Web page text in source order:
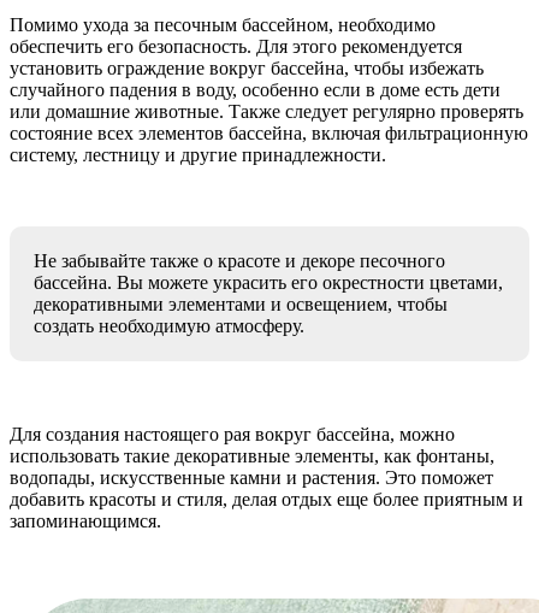
Помимо ухода за песочным бассейном, необходимо
обеспечить его безопасность. Для этого рекомендуется
установить ограждение вокруг бассейна, чтобы избежать
случайного падения в воду, особенно если в доме есть дети
или домашние животные. Также следует регулярно проверять
состояние всех элементов бассейна, включая фильтрационную
систему, лестницу и другие принадлежности.
Не забывайте также о красоте и декоре песочного
бассейна. Вы можете украсить его окрестности цветами,
декоративными элементами и освещением, чтобы
создать необходимую атмосферу.
Для создания настоящего рая вокруг бассейна, можно
использовать такие декоративные элементы, как фонтаны,
водопады, искусственные камни и растения. Это поможет
добавить красоты и стиля, делая отдых еще более приятным и
запоминающимся.